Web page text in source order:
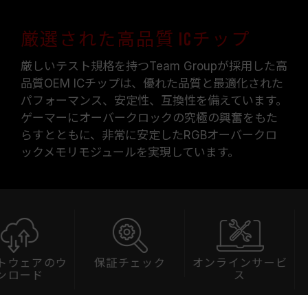
厳選された高品質 ICチップ
厳しいテスト規格を持つTeam Groupが採用した高
品質OEM ICチップは、優れた品質と最適化された
パフォーマンス、安定性、互換性を備えています。
ゲーマーにオーバークロックの究極の興奮をもた
らすとともに、非常に安定したRGBオーバークロ
ックメモリモジュールを実現しています。
のウ
保証チェック
オンラインサービ
互換